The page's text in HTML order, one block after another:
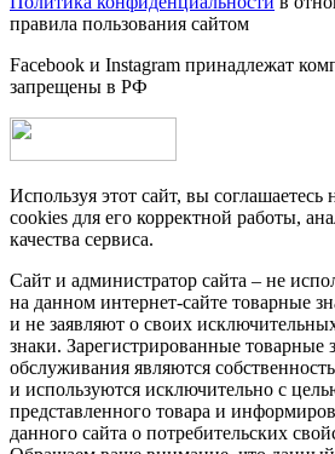
правила пользования сайтом
Facebook и Instagram принадлежат
запрещены в РФ
Используя этот сайт, вы соглашаетесь
cookies для его корректной работы,
качества сервиса.
Сайт и администратор сайта – не
на данном интернет-сайте товарные
и не заявляют о своих
знаки. Зарегистрированные товарные
обслуживания являются
и используются исключительно с
представленного товара и
данного сайта о потребительских